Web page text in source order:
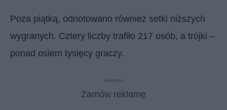
Poza piątką, odnotowano również setki niższych
wygranych. Cztery liczby trafiło 217 osób, a trójki –
ponad osiem tysięcy graczy.
reklama
Zamów reklamę